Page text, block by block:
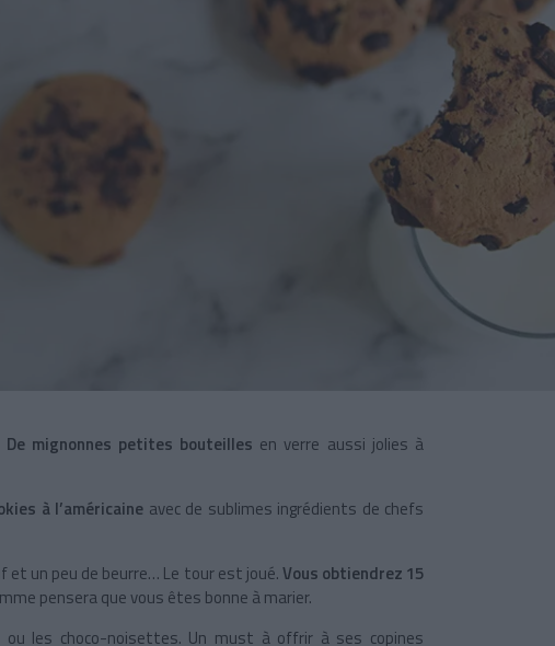
De mignonnes petites bouteilles en verre aussi jolies à
à l’américaine avec de sublimes ingrédients de chefs
et un peu de beurre… Le tour est joué.Vous obtiendrez 15
pensera que vous êtes bonne à marier.
les choco-noisettes. Un must à offrir à ses copines